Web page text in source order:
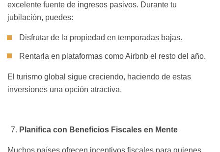
excelente fuente de ingresos pasivos. Durante tu
jubilación, puedes:
Disfrutar de la propiedad en temporadas bajas.
Rentarla en plataformas como Airbnb el resto del año.
El turismo global sigue creciendo, haciendo de estas
inversiones una opción atractiva.
Planifica con Beneficios Fiscales en Mente
Muchos países ofrecen incentivos fiscales para quienes